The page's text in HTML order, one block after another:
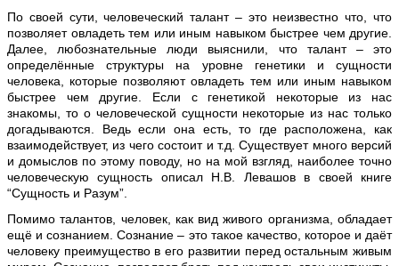
По своей сути, человеческий талант – это неизвестно что, что
позволяет овладеть тем или иным навыком быстрее чем другие.
Далее, любознательные люди выяснили, что талант – это
определённые структуры на уровне генетики и сущности
человека, которые позволяют овладеть тем или иным навыком
быстрее чем другие. Если с генетикой некоторые из нас
знакомы, то о человеческой сущности некоторые из нас только
догадываются. Ведь если она есть, то где расположена, как
взаимодействует, из чего состоит и т.д. Существует много версий
и домыслов по этому поводу, но на мой взгляд, наиболее точно
человеческую сущность описал Н.В. Левашов в своей книге
“Сущность и Разум”.
Помимо талантов, человек, как вид живого организма, обладает
ещё и сознанием. Сознание – это такое качество, которое и даёт
человеку преимущество в его развитии перед остальным живым